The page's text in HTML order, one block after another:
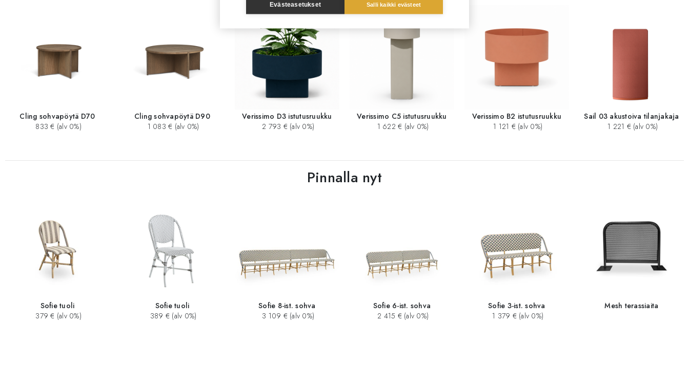
Cling sohvapöytä D70
833 € (alv 0%)
Cling sohvapöytä D90
1 083 € (alv 0%)
Verissimo D3 istutusruukku
2 793 € (alv 0%)
Verissimo C5 istutusruukku
1 622 € (alv 0%)
Verissimo B2 istutusruukku
1 121 € (alv 0%)
Sail 03 akustoiva tilanjakaja
1 221 € (alv 0%)
Pinnalla nyt
Sofie tuoli
379 € (alv 0%)
Sofie tuoli
389 € (alv 0%)
Sofie 8-ist. sohva
3 109 € (alv 0%)
Sofie 6-ist. sohva
2 415 € (alv 0%)
Sofie 3-ist. sohva
1 379 € (alv 0%)
Mesh terassiaita
Evästeasetukset Salli kaikki evästeet